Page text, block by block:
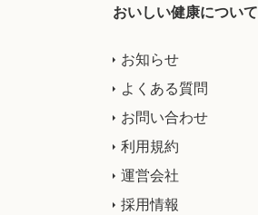
おいしい健康について
お知らせ
よくある質問
お問い合わせ
利用規約
運営会社
採用情報